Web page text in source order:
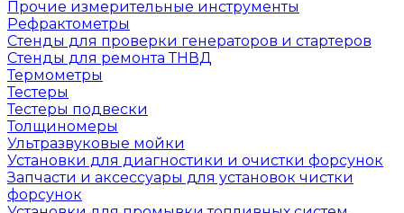
Прочие измерительные инструменты
Рефрактометры
Стенды для проверки генераторов и стартеров
Стенды для ремонта ТНВД
Термометры
Тестеры
Тестеры подвески
Толщиномеры
Ультразвуковые мойки
Установки для диагностики и очистки форсунок
Запчасти и аксессуары для установок чистки
форсунок